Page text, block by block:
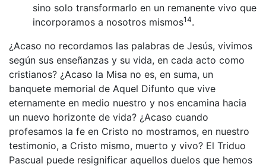
sino solo transformarlo en un remanente vivo que
incorporamos a nosotros mismos14.
¿Acaso no recordamos las palabras de Jesús, vivimos
según sus enseñanzas y su vida, en cada acto como
cristianos? ¿Acaso la Misa no es, en suma, un
banquete memorial de Aquel Difunto que vive
eternamente en medio nuestro y nos encamina hacia
un nuevo horizonte de vida? ¿Acaso cuando
profesamos la fe en Cristo no mostramos, en nuestro
testimonio, a Cristo mismo, muerto y vivo? El Triduo
Pascual puede resignificar aquellos duelos que hemos